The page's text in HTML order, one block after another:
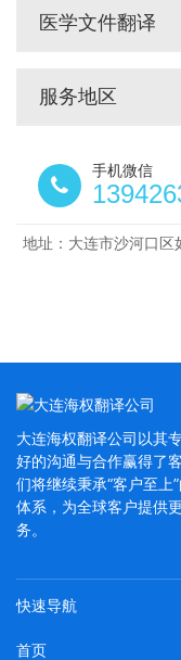
医学文件翻译
服务地区
手机微信
地址：大连市沙河口
大连海权翻译公司以其
好的沟通与合作赢得了
们将继续秉承“客户至上
体系，为全球客户提供
务。
快速导航
首页